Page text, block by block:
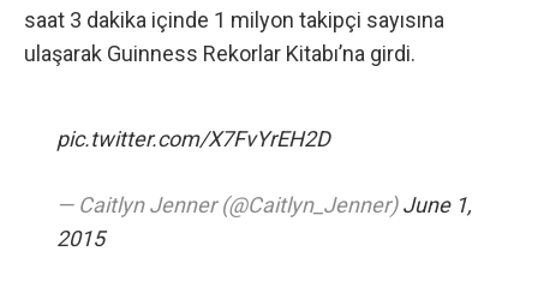
saat 3 dakika içinde 1 milyon takipçi sayısına
ulaşarak Guinness Rekorlar Kitabı’na girdi.
pic.twitter.com/X7FvYrEH2D
— Caitlyn Jenner (@Caitlyn_Jenner)June 1,
2015